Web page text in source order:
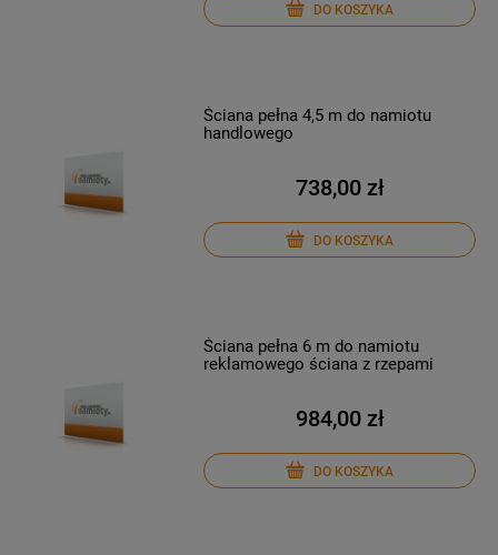
DO KOSZYKA
Ściana pełna 4,5 m do namiotu
handlowego
738,00 zł
DO KOSZYKA
Ściana pełna 6 m do namiotu
reklamowego ściana z rzepami
984,00 zł
DO KOSZYKA